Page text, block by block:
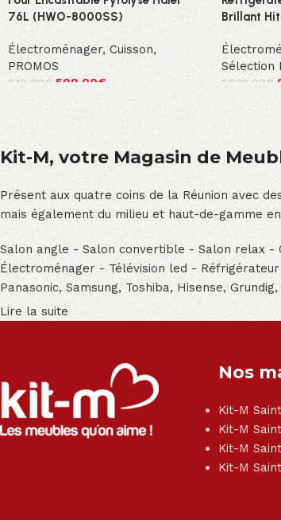
76L (HWO-8000SS)
Électroménager,Cuisson,
PROMOS
649.00€ 599.00€
Brillant
Sélection
1,099.00€
Kit-M, votre Magasin de
Présent aux quatre coins de la Réunion avec
mais également du milieu et haut-de-gamme
Salon angle - Salon convertible - Salon relax -
Électroménager - Télévision led -
Panasonic, Samsung, Toshiba, Hisense,
Lire la suite
Nos
Kit-M
Kit-M
Kit-M
Kit-M